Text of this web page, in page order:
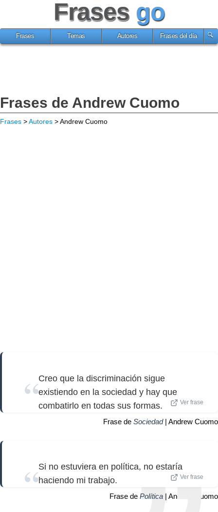
Frases go
Frases Temas Autores Frases del día
Frases de Andrew Cuomo
Frases >Autores > Andrew Cuomo
Creo que la discriminación sigue
existiendo en la sociedad y hay que
combatirlo en todas sus formas.
Ver frase
Frase de Sociedad| Andrew Cuomo
Si no estuviera en política, no estaría
haciendo mi trabajo.
Ver frase
Frase de Política | Andrew Cuomo